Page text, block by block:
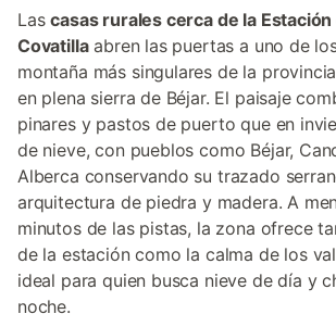
Lascasas rurales cerca de la Estación
Covatillaabren las puertas a uno de
montaña más singulares de la
en plena sierra de Béjar. El paisaje
pinares y pastos de puerto que en
de nieve, con pueblos como Béjar,
Alberca conservando su trazado
arquitectura de piedra y madera. A
minutos de las pistas, la zona ofrece
de la estación como la calma de los
ideal para quien busca nieve de día y
noche.